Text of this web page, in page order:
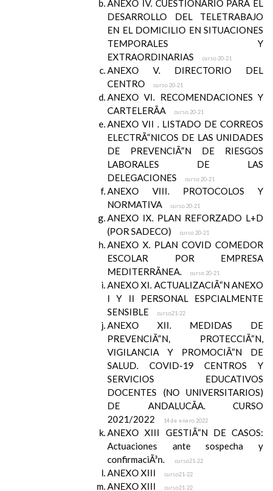
ANEXO IV. CUESTIONARIO PARA EL
DESARROLLO DEL TELETRABAJO
EN EL DOMICILIO EN SITUACIONES
TEMPORALES Y
EXTRAORDINARIAS
curso 20-21
ANEXO V. DIRECTORIO DEL
CENTRO
curso 20-21
ANEXO VI. RECOMENDACIONES Y
CARTELERÃA
curso 20-21
ANEXO VII . LISTADO DE CORREOS
ELECTRÃ“NICOS DE LAS UNIDADES
DE PREVENCIÃ“N DE RIESGOS
LABORALES DE LAS
DELEGACIONES
curso 20-21
ANEXO VIII. PROTOCOLOS Y
NORMATIVA
curso 20-21
ANEXO IX. PLAN REFORZADO L+D
(POR SADECO)
curso 20-21
ANEXO X. PLAN COVID COMEDOR
ESCOLAR POR EMPRESA
MEDITERRÃNEA.
curso 20-21
ANEXO XI. ACTUALIZACIÃ“N ANEXO
I Y II PERSONAL ESPCIALMENTE
SENSIBLE
curso21-22
ANEXO XII. MEDIDAS DE
PREVENCIÃ“N, PROTECCIÃ“N,
VIGILANCIA Y PROMOCIÃ“N DE
SALUD. COVID-19 CENTROS Y
SERVICIOS EDUCATIVOS
DOCENTES (NO UNIVERSITARIOS)
DE ANDALUCÃA. CURSO
2021/2022
14 de enero 2022
ANEXO XIII GESTIÃ“N DE CASOS:
Actuaciones ante sospecha y
confirmaciÃ³n.
curso21-22
ANEXO XIII curso21-22
ANEXO XIII curso21-22